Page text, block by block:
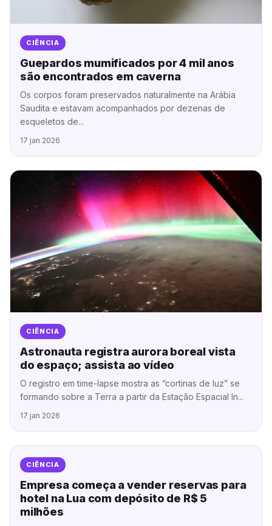
CIÊNCIA
Guepardos mumificados por 4 mil anos
são encontrados em caverna
Os corpos foram preservados naturalmente na Arábia
Saudita e estavam acompanhados por dezenas de
esqueletos de...
17 jan 2026
CIÊNCIA
Astronauta registra aurora boreal vista
do espaço; assista ao vídeo
O registro em time-lapse mostra as “cortinas de luz” se
formando sobre a Terra a partir da Estação Espacial In...
17 jan 2026
CIÊNCIA
Empresa começa a vender reservas para
hotel na Lua com depósito de R$ 5
milhões